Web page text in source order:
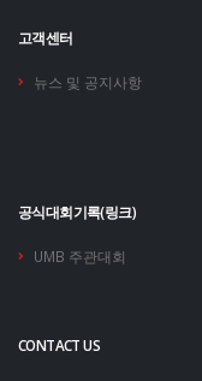
고객센터
뉴스 및 공지사항
공식대회기록(링크)
UMB 주관대회
CONTACT US